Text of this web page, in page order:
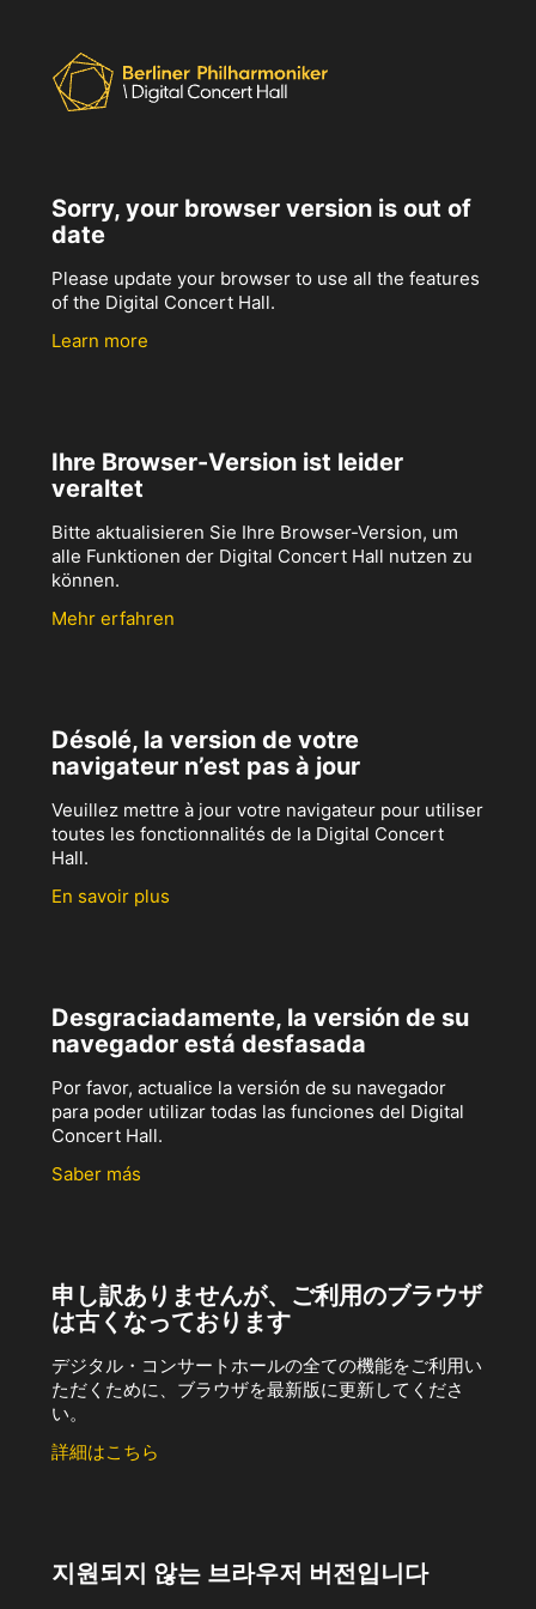
Sorry, your browser version is out of
date
Please update your browser to use all the features
of the Digital Concert Hall.
Learn more
Ihre Browser-Version ist leider
veraltet
Bitte aktualisieren Sie Ihre Browser-Version, um
alle Funktionen der Digital Concert Hall nutzen zu
können.
Mehr erfahren
Désolé, la version de votre
navigateur n’est pas à jour
Veuillez mettre à jour votre navigateur pour utiliser
toutes les fonctionnalités de la Digital Concert
Hall.
En savoir plus
Desgraciadamente, la versión de su
navegador está desfasada
Por favor, actualice la versión de su navegador
para poder utilizar todas las funciones del Digital
Concert Hall.
Saber más
申し訳ありませんが、ご利用のブラウザ
は古くなっております
デジタル・コンサートホールの全ての機能をご利用い
ただくために、ブラウザを最新版に更新してくださ
い。
詳細はこちら
지원되지 않는 브라우저 버전입니다